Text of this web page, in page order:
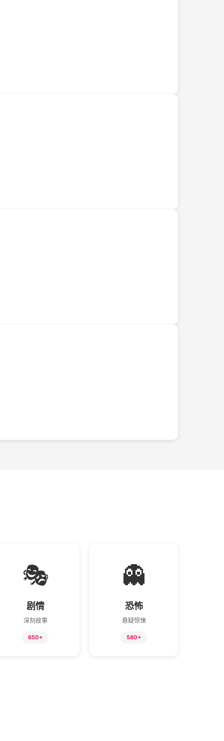
🎭
剧情
深刻故事
650+
👻
恐怖
悬疑惊悚
580+